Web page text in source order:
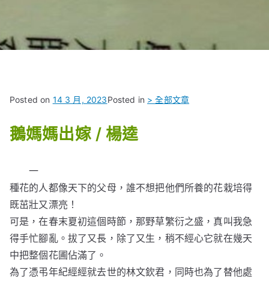
Posted on 14 3 月, 2023Posted in > 全部文章
鵝媽媽出嫁 / 楊逵
一
種花的人都像天下的父母，誰不想把他們所養的花栽培得
既茁壯又漂亮！
可是，在春末夏初這個時節，那野草繁衍之盛，真叫我急
得手忙腳亂。拔了又長，除了又生，稍不經心它就在幾天
中把整個花圃佔滿了。
為了憑弔年紀經經就去世的林文欽君，同時也為了替他處